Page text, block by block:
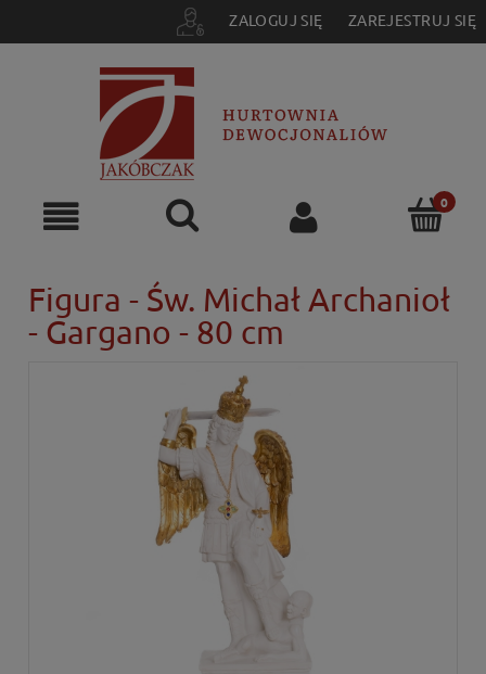
ZALOGUJ SIĘ ZAREJESTRUJ SIĘ
Figura - Św. Michał Archanioł
- Gargano - 80 cm